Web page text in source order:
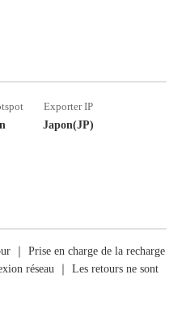
Exporter IP
Japon(JP)
｜ Prise en charge de la recharge
réseau ｜ Les retours ne sont